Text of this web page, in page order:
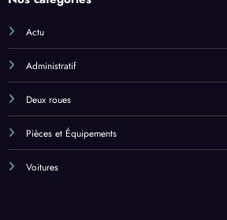
Actu
Administratif
Deux roues
Pièces et Équipements
Voitures